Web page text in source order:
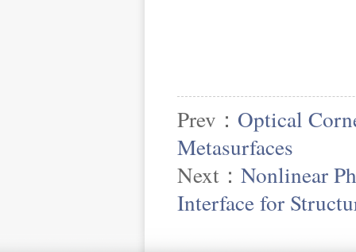
Prev： Optical
Metasurfaces
Next： Nonlinear
Interface for